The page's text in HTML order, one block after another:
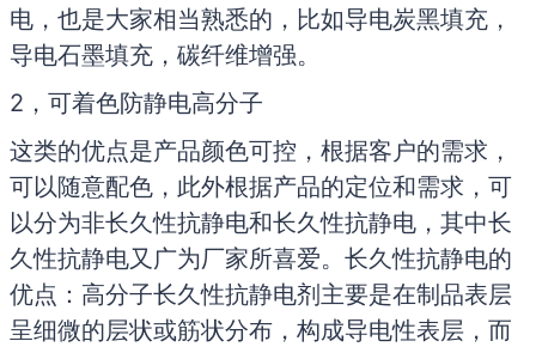
电，也是大家相当熟悉的，比如导电炭黑填充，
导电石墨填充，碳纤维增强。
2，可着色防静电高分子
这类的优点是产品颜色可控，根据客户的需求，
可以随意配色，此外根据产品的定位和需求，可
以分为非长久性抗静电和长久性抗静电，其中长
久性抗静电又广为厂家所喜爱。长久性抗静电的
优点：高分子长久性抗静电剂主要是在制品表层
呈细微的层状或筋状分布，构成导电性表层，而